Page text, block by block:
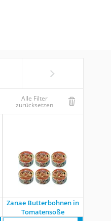
Alle Filter
zurücksetzen
Zanae Butterbohnen in
Tomatensoße